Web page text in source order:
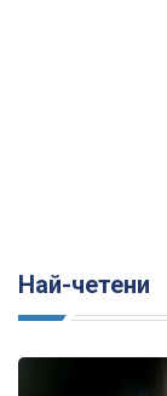
Най-четени